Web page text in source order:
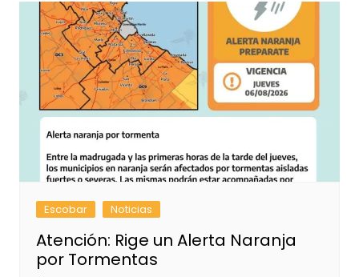
Escobar Noticias
Atención: Rige un Alerta Naranja
por Tormentas